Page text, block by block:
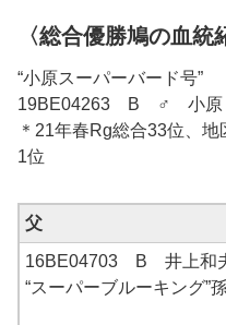
〈総合優勝鳩の血統
“小原スーパーバード号”
19BE04263 B ♂ 小原
＊21年春Rg総合33位、
1位
父
16BE04703 B 井上和
“スーパーブルーキング”